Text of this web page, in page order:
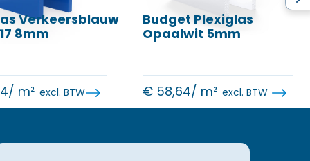
Verkeersblauw
8mm
/ m² excl. BTW
Budget Plexiglas
Opaalwit 5mm
€ 58,64/ m² excl. BTW